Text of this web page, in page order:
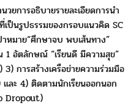
วยการอธิบายรายละเอียดการนำ
เป็นรูปธรรมของกรอบแนวคิด SC
าหมาย“ศึกษาจบ พบเส้นทาง”
น 1 อัตลักษณ์“เรียนดี มีความสุข”
3) การสร้างเครือข่ายความร่วมมือ
และ 4) ติดตามนักเรียนออกนอก
Dropout)